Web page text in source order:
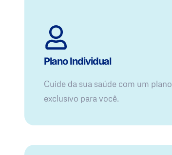
Plano Individual
Cuide da sua saúde com um plano
exclusivo para você.